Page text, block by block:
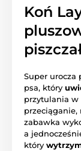
Koń
Super urocza
psa, który
przytulania w
przeciąganie,
zabawka
a
który